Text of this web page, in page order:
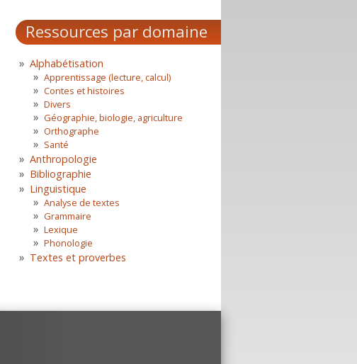
Ressources par domaine
Alphabétisation
Apprentissage (lecture, calcul)
Contes et histoires
Divers
Géographie, biologie, agriculture
Orthographe
Santé
Anthropologie
Bibliographie
Linguistique
Analyse de textes
Grammaire
Lexique
Phonologie
Textes et proverbes